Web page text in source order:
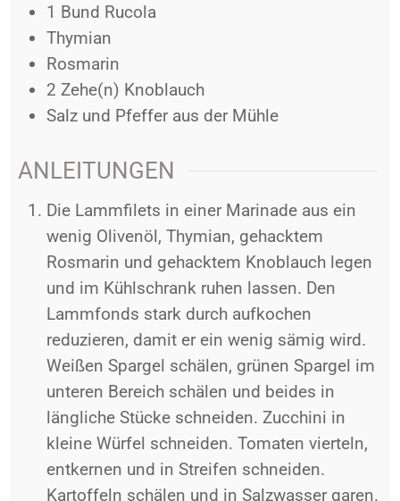
1 Bund Rucola
Thymian
Rosmarin
2 Zehe(n) Knoblauch
Salz und Pfeffer aus der Mühle
ANLEITUNGEN
Die Lammfilets in einer Marinade aus ein
wenig Olivenöl, Thymian, gehacktem
Rosmarin und gehacktem Knoblauch legen
und im Kühlschrank ruhen lassen. Den
Lammfonds stark durch aufkochen
reduzieren, damit er ein wenig sämig wird.
Weißen Spargel schälen, grünen Spargel im
unteren Bereich schälen und beides in
längliche Stücke schneiden. Zucchini in
kleine Würfel schneiden. Tomaten vierteln,
entkernen und in Streifen schneiden.
Kartoffeln schälen und in Salzwasser garen.